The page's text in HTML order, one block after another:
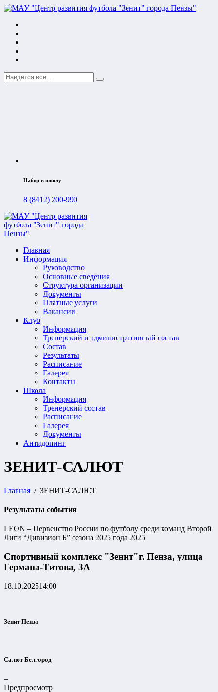
Набор в школу
8 (8412) 200-990
Главная
Информация
Руководство
Основные сведения
Структура организации
Документы
Платные услуги
Вакансии
Клуб
Информация
Тренерский и административный состав
Состав
Результаты
Расписание
Галерея
Контакты
Школа
Информация
Тренерский состав
Расписание
Галерея
Документы
Антидопинг
ЗЕНИТ-САЛЮТ
Главная ЗЕНИТ-САЛЮТ
Результаты события
LEON – Первенство России по футболу среди команд Второй
Лиги “Дивизион Б” сезона 2025 года 2025
Спортивный комплекс "Зенит"г. Пенза, улица
Германа-Титова, 3А
18.10.202514:00
Зенит Пенза
Салют Белгород
–
Предпросмотр